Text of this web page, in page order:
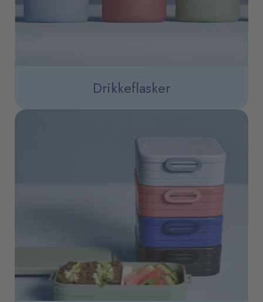
Drikkeflasker